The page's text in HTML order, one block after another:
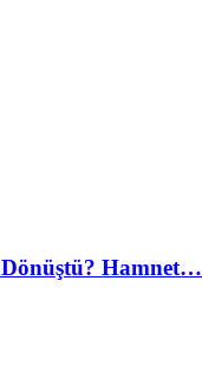
Dönüştü? Hamnet…